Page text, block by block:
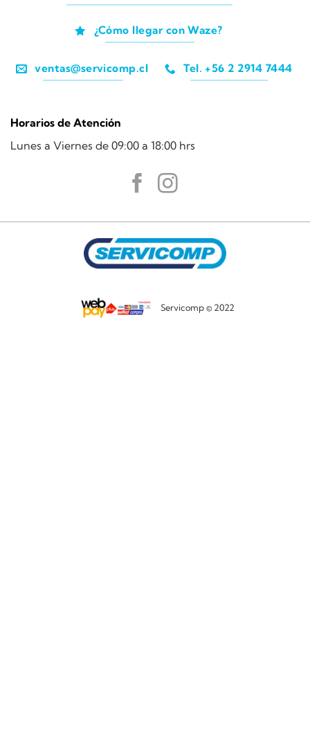
¿Cómo llegar con Waze?
ventas@servicomp.cl Tel. +56 2 2914 7444
Horarios de Atención
Lunes a Viernes de 09:00 a 18:00 hrs
Servicomp © 2022